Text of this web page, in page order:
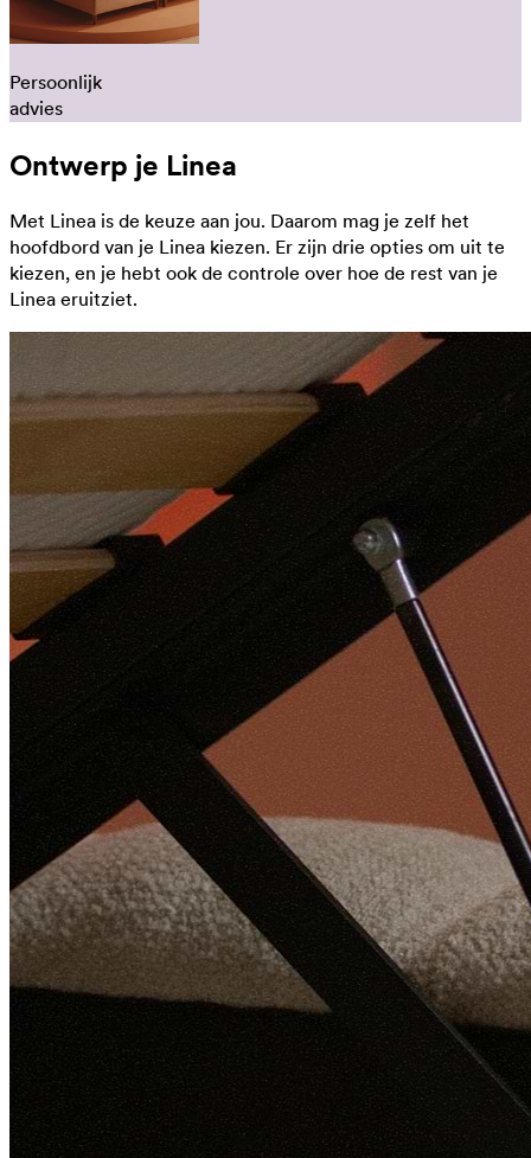
Persoonlijk
advies
Ontwerp je Linea
Met Linea is de keuze aan jou. Daarom mag je zelf het
hoofdbord van je Linea kiezen. Er zijn drie opties om uit te
kiezen, en je hebt ook de controle over hoe de rest van je
Linea eruitziet.